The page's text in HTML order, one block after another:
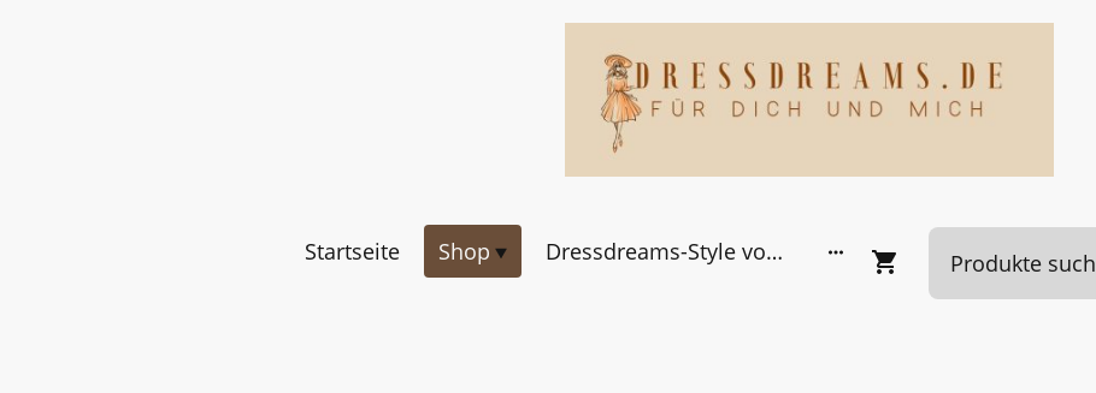
Startseite Shop Dressdreams-Style von Kundinnen